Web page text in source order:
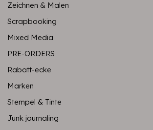
Zeichnen & Malen
Scrapbooking
Mixed Media
PRE-ORDERS
Rabatt-ecke
Marken
Stempel & Tinte
Junk journaling